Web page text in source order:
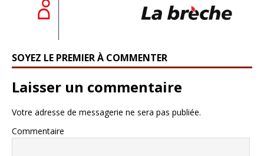
SOYEZ LE PREMIER À COMMENTER
Laisser un commentaire
Votre adresse de messagerie ne sera pas publiée.
Commentaire